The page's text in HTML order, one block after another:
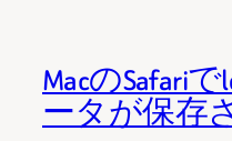
MacのSafari
ータが保存